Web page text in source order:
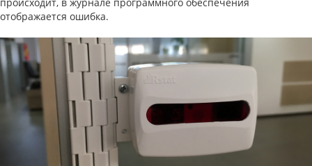
отображается ошибка.